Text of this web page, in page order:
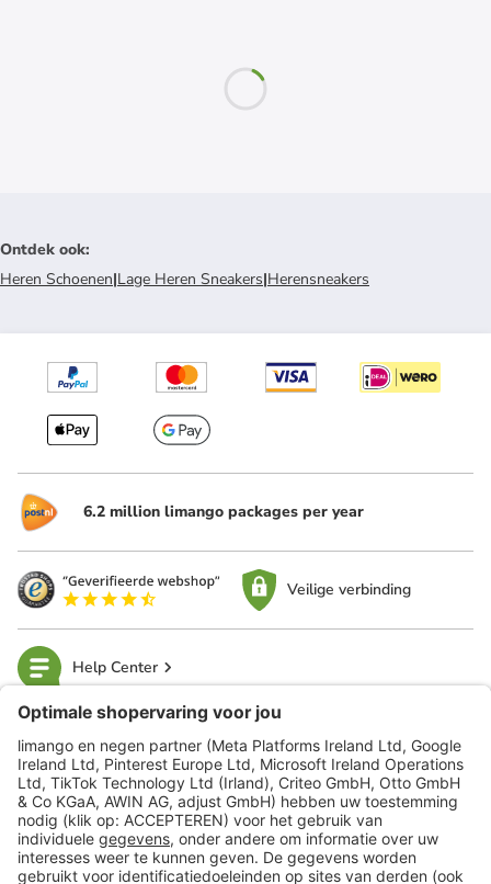
Ontdek ook:
Heren Schoenen|Lage Heren Sneakers|Herensneakers
6.2 million limango packages per year
Veilige verbinding
Help Center
limango
Veilig winkelen
Klantenservice